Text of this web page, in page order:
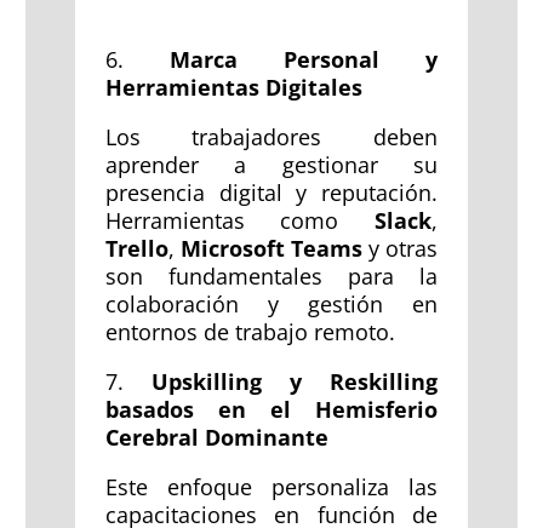
6. Marca Personal y
Herramientas Digitales
Los trabajadores deben
aprender a gestionar su
presencia digital y reputación.
Herramientas comoSlack,
Trello, Microsoft Teams y otras
son fundamentales para la
colaboración y gestión en
entornos de trabajo remoto.
7. Upskilling y Reskilling
basados en el Hemisferio
Cerebral Dominante
Este enfoque personaliza las
capacitaciones en función de